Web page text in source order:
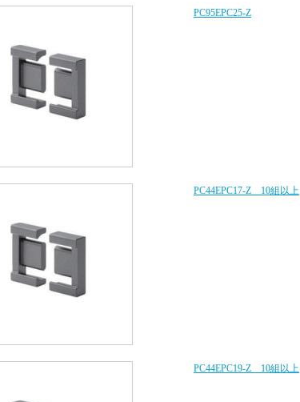
PC95EPC25-Z
PC44EPC17-Z 10組以上
PC44EPC19-Z 10組以上